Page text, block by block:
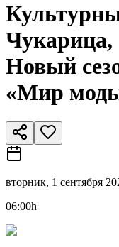
Чукарица,
Новый
«Мир
вторник, 1 сентября
06:00h